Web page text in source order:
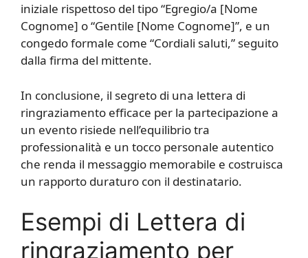
iniziale rispettoso del tipo “Egregio/a [Nome
Cognome] o “Gentile [Nome Cognome]”, e un
congedo formale come “Cordiali saluti,” seguito
dalla firma del mittente.
In conclusione, il segreto di una lettera di
ringraziamento efficace per la partecipazione a
un evento risiede nell’equilibrio tra
professionalità e un tocco personale autentico
che renda il messaggio memorabile e costruisca
un rapporto duraturo con il destinatario.
Esempi di Lettera di
ringraziamento per